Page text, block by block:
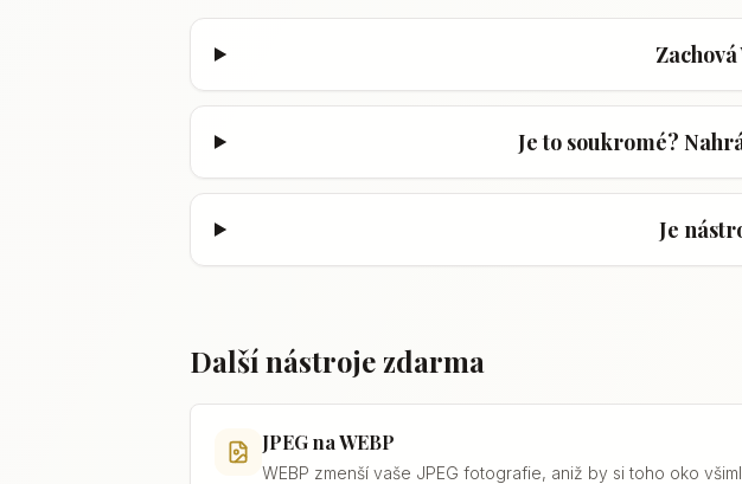
Je to soukromé?
Je
Další nástroje zdarma
JPEG na WEBP
WEBP zmenší vaše JPEG fotografie, aniž by si toho oko